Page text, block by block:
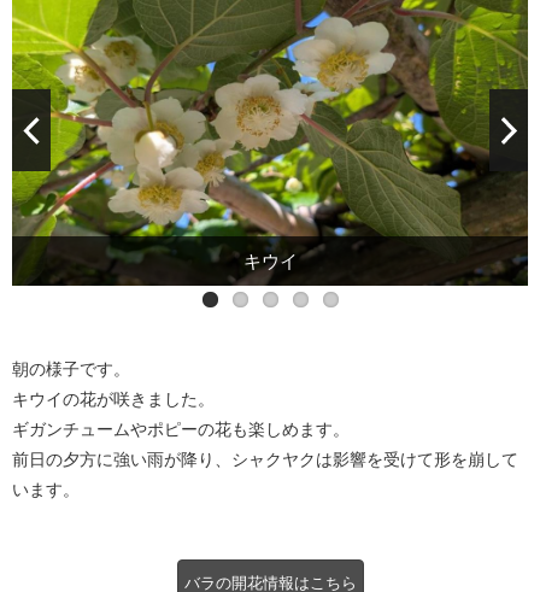
キウイ
ポピー
ギガンチューム
シャクヤク
朝の様子です。
キウイの花が咲きました。
ギガンチュームやポピーの花も楽しめます。
前日の夕方に強い雨が降り、シャクヤクは影響を受けて形を崩して
います。
バラの開花情報はこちら